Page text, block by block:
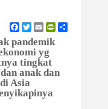
Facebook
TwitterEmailPrintFriendly
pandemik
yg
tingkat
anak dan
Asia